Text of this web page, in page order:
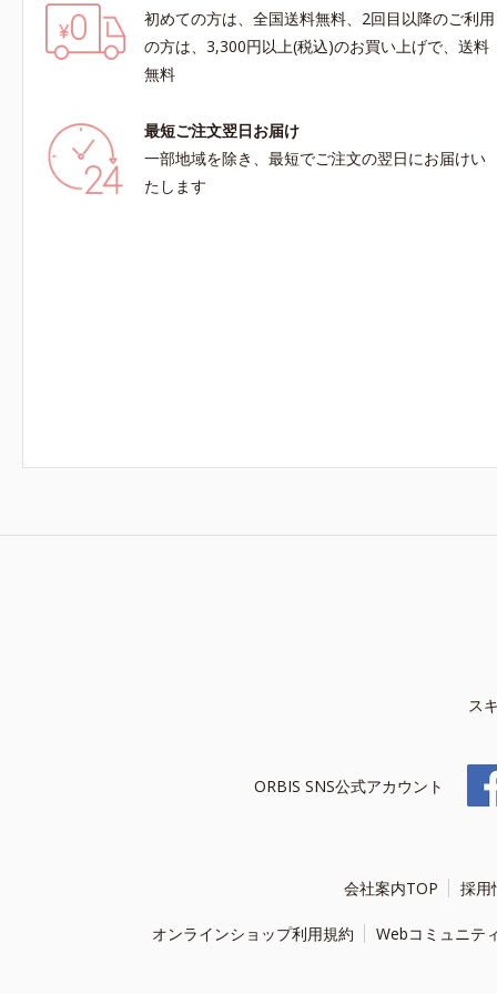
初めての方は、全国送料無料、2回目以降のご利用
の方は、3,300円以上(税込)のお買い上げで、送料
無料
最短ご注文翌日お届け
一部地域を除き、最短でご注文の翌日にお届けい
たします
ス
ORBIS SNS公式アカウント
会社案内TOP 採用
オンラインショップ利用規約 Webコミュニテ